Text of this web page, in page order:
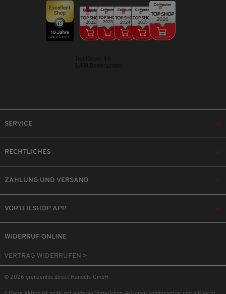
SERVICE
RECHTLICHES
ZAHLUNG UND VERSAND
VORTEILSHOP APP
WIDERRUF ONLINE
VERTRAG WIDERRUFEN >
© 2026 grenzenlos direkt Handels-GmbH